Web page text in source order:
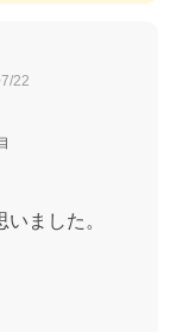
22
ました。